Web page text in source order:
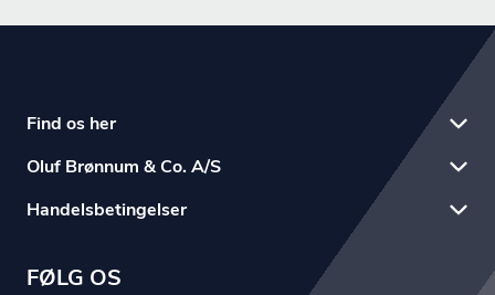
Find os her
Oluf Brønnum & Co. A/S
Handelsbetingelser
FØLG OS